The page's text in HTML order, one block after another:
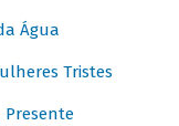
Água
Tristes
Presente